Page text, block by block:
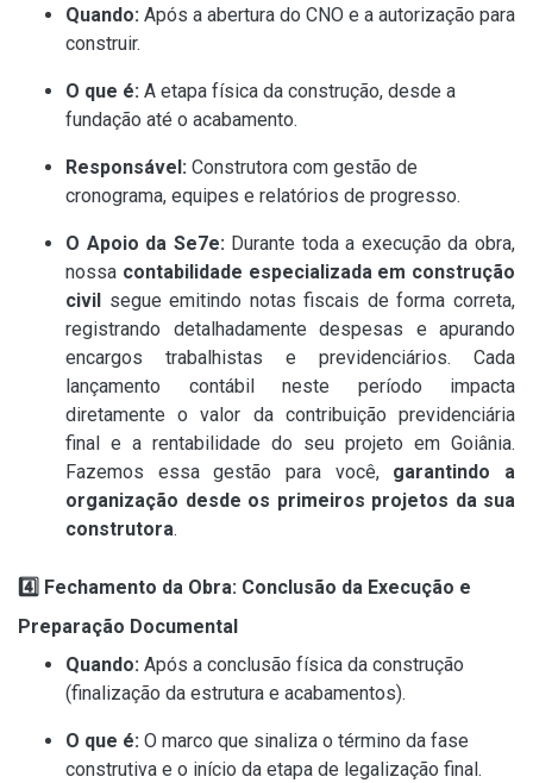
Quando: Após a abertura do CNO e a autorização para
construir.
O que é: A etapa física da construção, desde a
fundação até o acabamento.
Responsável: Construtora com gestão de
cronograma, equipes e relatórios de progresso.
O Apoio da Se7e: Durante toda a execução da obra,
nossa contabilidade especializada em construção
civil
segue emitindo notas fiscais de forma correta,
registrando detalhadamente despesas e apurando
encargos trabalhistas e previdenciários. Cada
lançamento contábil neste período impacta
diretamente o valor da contribuição previdenciária
final e a rentabilidade do seu projeto em Goiânia.
Fazemos essa gestão para você, garantindo a
organização desde os primeiros projetos da sua
construtora.
4️ ⃣ Fechamento da Obra: Conclusão da Execução e
Preparação Documental
Quando: Após a conclusão física da construção
(finalização da estrutura e acabamentos).
O que é: O marco que sinaliza o término da fase
construtiva e o início da etapa de legalização final.